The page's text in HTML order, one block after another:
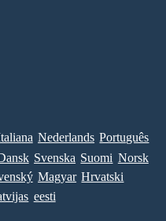
Nederlands Português
Svenska Suomi Norsk
Magyar Hrvatski
eesti